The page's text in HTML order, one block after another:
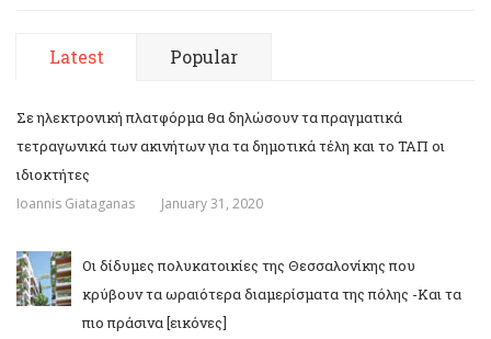
Latest Popular
Σε ηλεκτρονική πλατφόρμα θα δηλώσουν τα πραγματικά
τετραγωνικά των ακινήτων για τα δημοτικά τέλη και το ΤΑΠ οι
ιδιοκτήτες
Ioannis Giataganas January 31, 2020
Οι δίδυμες πολυκατοικίες της Θεσσαλονίκης που
κρύβουν τα ωραιότερα διαμερίσματα της πόλης -Και τα
πιο πράσινα [εικόνες]